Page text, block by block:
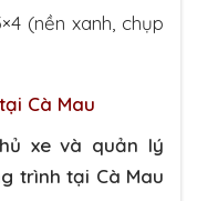
(nền xanh, chụp
Cà Mau
xe và quản lý
trình tại Cà Mau